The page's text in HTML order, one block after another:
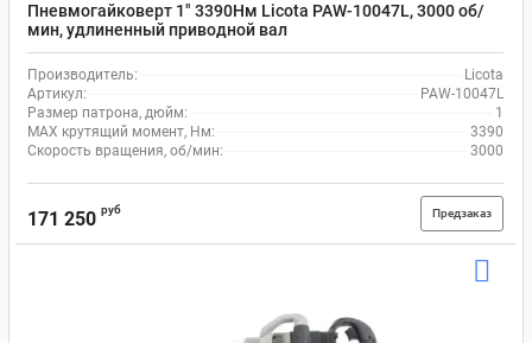
Пневмогайковерт 1" 3390Нм Licota PAW-10047L, 3000 об/
мин, удлиненный приводной вал
Производитель:
Licota
Артикул:
PAW-10047L
Размер патрона, дюйм:
1
MAX крутящий момент, Нм:
3390
Скорость вращения, об/мин:
3000
171 250 руб Предзаказ